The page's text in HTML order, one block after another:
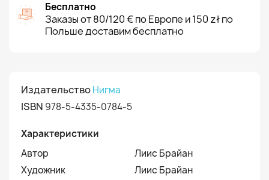
Бесплатно
Заказы от 80/120 € по Европе и 150 zł по
Польше доставим бесплатно
ИздательствоНигма
ISBN 978-5-4335-0784-5
Характеристики
Автор
Лиис Брайан
Художник
Лиис Брайан